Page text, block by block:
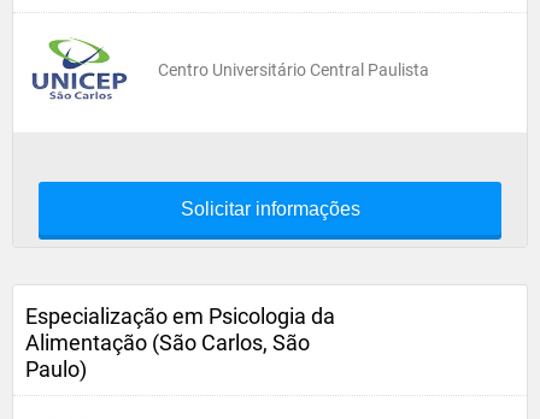
Centro Universitário Central Paulista
Solicitar informações
Especialização em Psicologia da
Alimentação (São Carlos, São
Paulo)